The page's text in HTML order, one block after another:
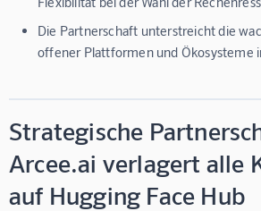
Die Partnerschaft unterstreicht die
offener Plattformen und Ökosysteme
Strategische
Arcee.ai verlagert alle
auf Hugging Face Hub